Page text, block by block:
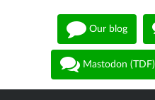
Our blog
Mastodon (TDF)